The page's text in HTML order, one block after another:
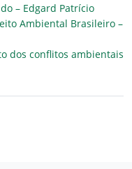
– Edgard Patrício
Ambiental Brasileiro –
dos conflitos ambientais